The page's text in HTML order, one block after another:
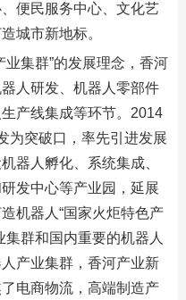
便民服务中心、文化艺
城市新地标。
集群”的发展理念，香河
人研发、机器人零部件
产线集成等环节。2014
为突破口，率先引进发展
器人孵化、系统集成、
发中心等产业园，延展
机器人“国家火炬特色产
集群和国内重要的机器人
产业集群，香河产业新
电商物流，高端制造产